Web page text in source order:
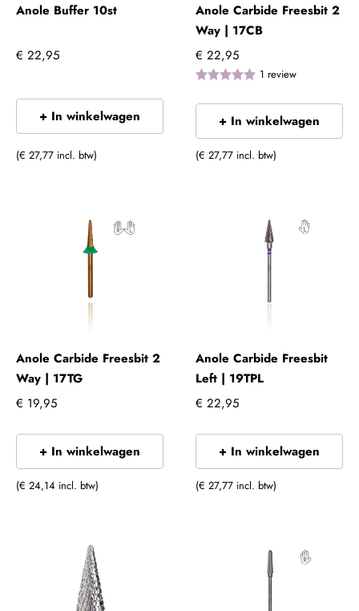
Anole Buffer 10st
€ 22,95
+ In winkelwagen
(€ 27,77 incl. btw)
Anole Carbide Freesbit 2
Way | 17CB
€ 22,95
1 review
+ In winkelwagen
(€ 27,77 incl. btw)
Anole Carbide Freesbit 2
Way | 17TG
€ 19,95
+ In winkelwagen
(€ 24,14 incl. btw)
Anole Carbide Freesbit
Left | 19TPL
€ 22,95
+ In winkelwagen
(€ 27,77 incl. btw)